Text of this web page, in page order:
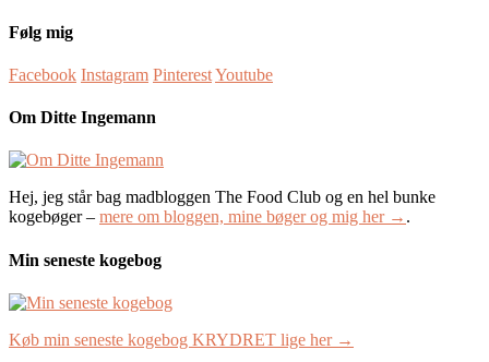
Følg mig
Facebook Instagram PinterestYoutube
Om Ditte Ingemann
Hej, jeg står bag madbloggen The Food Club og en hel bunke
kogebøger – mere om bloggen, mine bøger og mig her → .
Min seneste kogebog
Køb min seneste kogebog KRYDRET lige her →